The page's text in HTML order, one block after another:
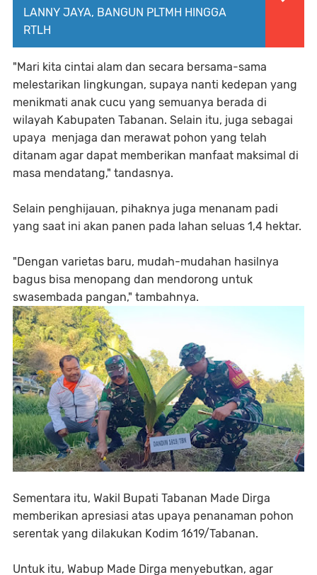
LANNY JAYA, BANGUN PLTMH HINGGA
RTLH
"Mari kita cintai alam dan secara bersama-sama
melestarikan lingkungan, supaya nanti kedepan yang
menikmati anak cucu yang semuanya berada di
wilayah Kabupaten Tabanan. Selain itu, juga sebagai
upaya menjaga dan merawat pohon yang telah
ditanam agar dapat memberikan manfaat maksimal di
masa mendatang," tandasnya.
Selain penghijauan, pihaknya juga menanam padi
yang saat ini akan panen pada lahan seluas 1,4 hektar.
"Dengan varietas baru, mudah-mudahan hasilnya
bagus bisa menopang dan mendorong untuk
swasembada pangan," tambahnya.
Sementara itu, Wakil Bupati Tabanan Made Dirga
memberikan apresiasi atas upaya penanaman pohon
serentak yang dilakukan Kodim 1619/Tabanan.
Untuk itu, Wabup Made Dirga menyebutkan, agar